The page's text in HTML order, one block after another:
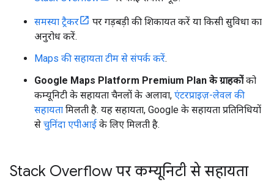
समस्या ट्रैकर
पर गड़बड़ी की शिकायत करें या किसी सुविधा का
अनुरोध करें.
Maps की सहायता टीम से संपर्क करें.
Google Maps Platform Premium Plan के ग्राहकोंको
कम्यूनिटी के सहायता चैनलों के अलावा, एंटरप्राइज़-लेवल की
सहायता मिलती है. यह सहायता, Google के सहायता प्रतिनिधियों
से चुनिंदा एपीआई के लिए मिलती है.
Stack Overflow पर कम्यूनिटी से सहायता